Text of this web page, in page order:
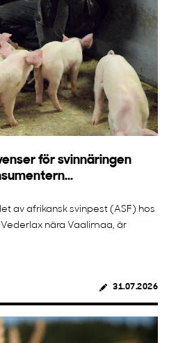
för svinnäringen
av afrikansk svinpest (ASF) hos
nära Vaalimaa, är
31.07.2026